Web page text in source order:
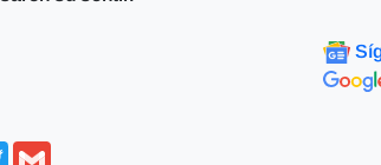
Twitter